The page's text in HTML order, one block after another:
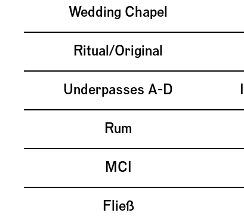
Wedding Chapel
Ritual/Original
Underpasses A-D
Rum
MCI
Fließ